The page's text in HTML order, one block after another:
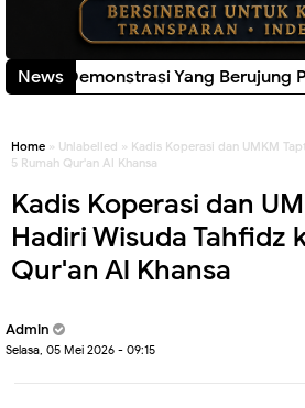
News
Aksi Demonstrasi Yang Berujung
Home » Unlabelled » Kadis Koperasi dan UMKM
5 Rumah Qur'an Al Khansa
Kadis Koperasi dan
Hadiri Wisuda Tahfidz
Qur'an Al Khansa
Admin
Selasa, 05 Mei 2026 - 09:15